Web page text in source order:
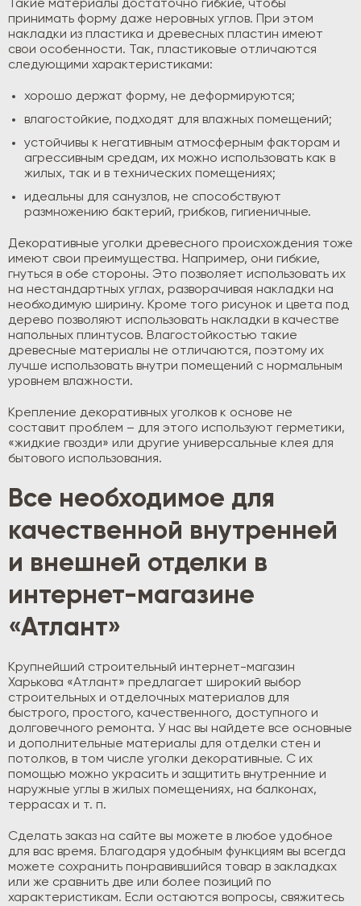
Такие материалы достаточно гибкие, чтобы
принимать форму даже неровных углов. При этом
накладки из пластика и древесных пластин имеют
свои особенности. Так, пластиковые отличаются
следующими характеристиками:
хорошо держат форму, не деформируются;
влагостойкие, подходят для влажных помещений;
устойчивы к негативным атмосферным факторам и
агрессивным средам, их можно использовать как в
жилых, так и в технических помещениях;
идеальны для санузлов, не способствуют
размножению бактерий, грибков, гигиеничные.
Декоративные уголки древесного происхождения тоже
имеют свои преимущества. Например, они гибкие,
гнуться в обе стороны. Это позволяет использовать их
на нестандартных углах, разворачивая накладки на
необходимую ширину. Кроме того рисунок и цвета под
дерево позволяют использовать накладки в качестве
напольных плинтусов. Влагостойкостью такие
древесные материалы не отличаются, поэтому их
лучше использовать внутри помещений с нормальным
уровнем влажности.
Крепление декоративных уголков к основе не
составит проблем – для этого используют герметики,
«жидкие гвозди» или другие универсальные клея для
бытового использования.
Все необходимое для
качественной внутренней
и внешней отделки в
интернет-магазине
«Атлант»
Крупнейший строительный интернет-магазин
Харькова «Атлант» предлагает широкий выбор
строительных и отделочных материалов для
быстрого, простого, качественного, доступного и
долговечного ремонта. У нас вы найдете все основные
и дополнительные материалы для отделки стен и
потолков, в том числе уголки декоративные. С их
помощью можно украсить и защитить внутренние и
наружные углы в жилых помещениях, на балконах,
террасах и т. п.
Сделать заказ на сайте вы можете в любое удобное
для вас время. Благодаря удобным функциям вы всегда
можете сохранить понравившийся товар в закладках
или же сравнить две или более позиций по
характеристикам. Если остаются вопросы, свяжитесь